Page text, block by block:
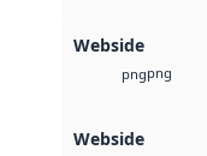
Webside
pngpng
Webside